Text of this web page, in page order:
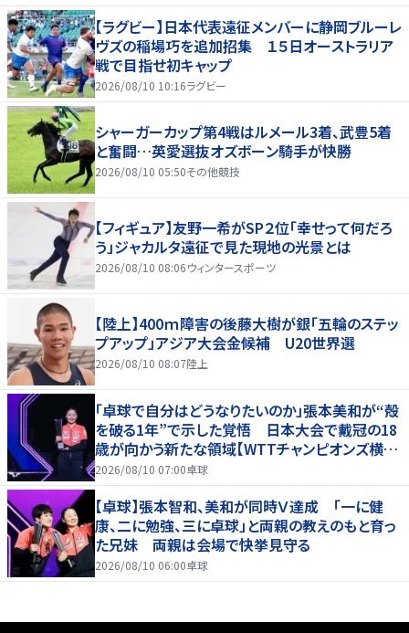
【ラグビー】日本代表遠征メンバーに静岡ブルーレ
ヴズの稲場巧を追加招集 １５日オーストラリア
戦で目指せ初キャップ
2026/08/10 10:16ラグビー
シャーガーカップ第4戦はルメール3着、武豊5着
と奮闘…英愛選抜オズボーン騎手が快勝
2026/08/10 05:50その他競技
【フィギュア】友野一希がSP２位「幸せって何だろ
う」ジャカルタ遠征で見た現地の光景とは
2026/08/10 08:06ウィンタースポーツ
【陸上】400ｍ障害の後藤大樹が銀「五輪のステッ
プアップ」アジア大会金候補 U20世界選
2026/08/10 08:07陸上
「卓球で自分はどうなりたいのか」張本美和が“殻
を破る1年”で示した覚悟 日本大会で戴冠の18
歳が向かう新たな領域【WTTチャンピオンズ横浜
2026】
2026/08/10 07:00卓球
【卓球】張本智和、美和が同時Ｖ達成 「一に健
康、二に勉強、三に卓球」と両親の教えのもと育っ
た兄妹 両親は会場で快挙見守る
2026/08/10 06:00卓球